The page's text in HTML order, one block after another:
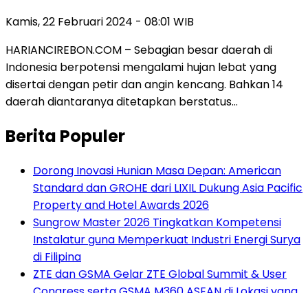
Kamis, 22 Februari 2024 - 08:01 WIB
HARIANCIREBON.COM – Sebagian besar daerah di
Indonesia berpotensi mengalami hujan lebat yang
disertai dengan petir dan angin kencang. Bahkan 14
daerah diantaranya ditetapkan berstatus…
Berita Populer
Dorong Inovasi Hunian Masa Depan: American
Standard dan GROHE dari LIXIL Dukung Asia Pacific
Property and Hotel Awards 2026
Sungrow Master 2026 Tingkatkan Kompetensi
Instalatur guna Memperkuat Industri Energi Surya
di Filipina
ZTE dan GSMA Gelar ZTE Global Summit & User